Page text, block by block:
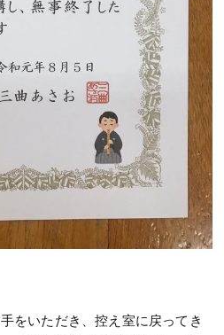
をいただき、控え室に戻ってき